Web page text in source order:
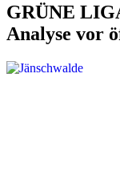
GRÜNE
Analyse vor